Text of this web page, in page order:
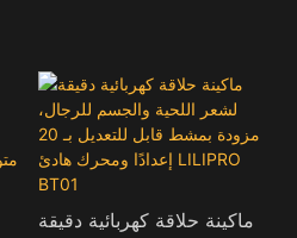
ماكينة حلاقة كهربائية دقيقة